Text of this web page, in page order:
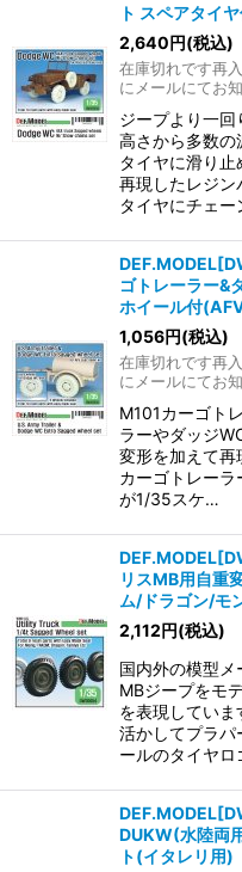
ト スペアタイ
2,640円(税込)
在庫切れです再
にメールにてお
ジープより一
高さから多数の
タイヤに滑り
再現したレジン
タイヤにチェ
ゴトレーラー&
ホイール付
1,056円(税込)
在庫切れです再
にメールにてお
M101カーゴト
ラーやダッジ
変形を加えて再
カーゴトレー
が1/35スケ…
リスMB用自重
ム/ドラゴン/モ
2,112円(税込)
国内外の模型
MBジープをモ
を表現してい
活かしてプラパ
ールのタイヤ
DUKW(水陸両
ト(イタレリ用)